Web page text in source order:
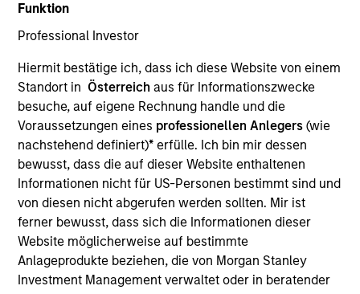
Funktion
Professional Investor
Hiermit bestätige ich, dass ich diese Website von einem
Standort in Österreich aus für Informationszwecke
besuche, auf eigene Rechnung handle und die
Voraussetzungen eines professionellen Anlegers(wie
nachstehend definiert)* erfülle. Ich bin mir dessen
bewusst, dass die auf dieser Website enthaltenen
Informationen nicht für US-Personen bestimmt sind und
von diesen nicht abgerufen werden sollten. Mir ist
ferner bewusst, dass sich die Informationen dieser
Website möglicherweise auf bestimmte
Anlageprodukte beziehen, die von Morgan Stanley
Investment Management verwaltet oder in beratender
*Basiswährung des Fonds
Dieses Material enthält Informationen über die Teilfonds
von Morgan Stanley Investment Funds, einer in Luxemburg
ansässigen SICAV (Société d’Investissement à Capital
Variable). (die „Gesellschaft“), die im Großherzogtum
Luxemburg als Organismus für gemeinsame Anlagen
gemäß Teil 1 des Gesetzes vom 17. Dezember 2010 in
seiner geänderten Fassung registriert ist. Die Gesellschaft
ist ein Organismus für gemeinsame Anlagen in
Wertpapieren („OGAW“).
Anträge auf Anteile an den Teilfonds sollten erst gestellt